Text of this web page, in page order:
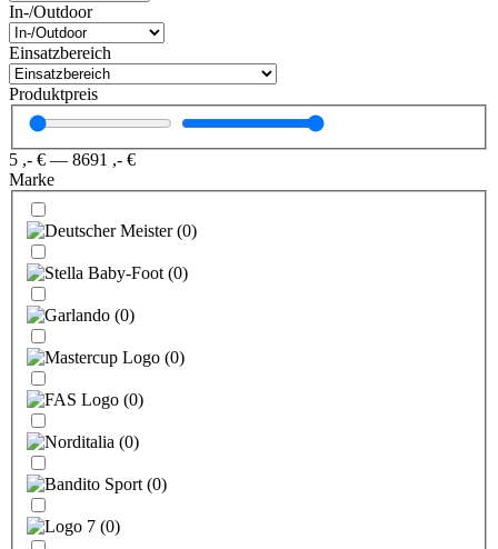
In-/Outdoor
Einsatzbereich
Produktpreis
5 ,- € — 8691 ,- €
Marke
(0)
(0)
(0)
(0)
(0)
(0)
(0)
(0)